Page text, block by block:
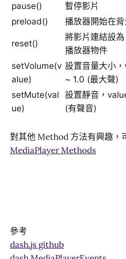
pause()
暫停影片
preload()
播放器開始在背
reset()
將影片連結設
播放器物件
setVolume(v
alue)
設置音量大小
~ 1.0 (最大聲)
setMute(val
ue)
設置靜音，
(有聲音)
對其他 Method 方法有興趣，
MediaPlayer Methods
參考
dash.js github